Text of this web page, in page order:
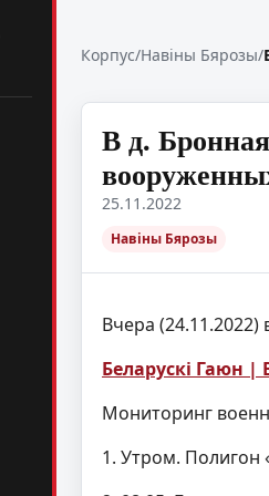
Корпус/Навіны Бярозы/
В д.
25.11.2022
Навіны Бярозы
Вчера (24.11.2022)
Беларускі Гаюн
Мониторинг
1. Утром. Полигон